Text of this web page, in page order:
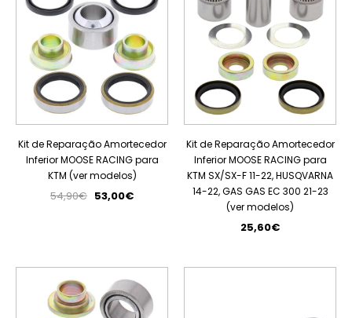
Kit de Reparação Amortecedor
Inferior MOOSE RACING para
KTM (ver modelos)
54,90€ 53,00€
Kit de Reparação Amortecedor
Inferior MOOSE RACING para
KTM SX/SX-F 11-22, HUSQVARNA
14-22, GAS GAS EC 300 21-23
(ver modelos)
25,60€